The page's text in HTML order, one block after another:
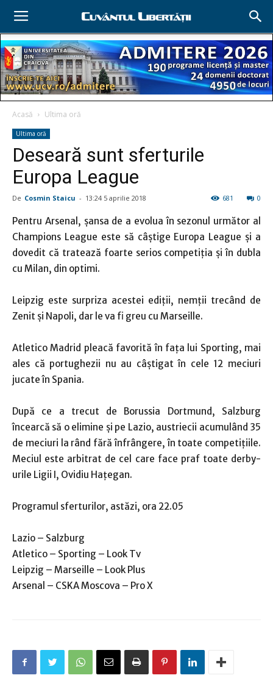
Acasă Ultima oră
Ultima oră
Deseară sunt sferturile
Europa League
De Cosmin Staicu - 13:24 5 aprilie 2018 0
681
Pentru Arsenal, şansa de a evolua în sezonul următor al
Champions League este să câştige Europa League şi a
dovedit că tratează foarte serios competiţia şi în dubla
cu Milan, din optimi.
Leipzig este surpriza acestei ediţii, nemţii trecând de
Zenit şi Napoli, dar le va fi greu cu Marseille.
Atletico Madrid pleacă favorită în faţa lui Sporting, mai
ales că portughezii nu au câştigat în cele 12 meciuri
jucate în Spania.
După ce a trecut de Borussia Dortmund, Salzburg
încearcă să o elimine şi pe Lazio, austriecii acumulând 35
de meciuri la rând fără înfrângere, în toate competițiile.
Meciul este arbitrat de cel care face praf toate derby-
urile Ligii I, Ovidiu Haţegan.
Programul sferturilor, astăzi, ora 22.05
Lazio – Salzburg
Atletico – Sporting – Look Tv
Leipzig – Marseille – Look Plus
Arsenal – CSKA Moscova – Pro X